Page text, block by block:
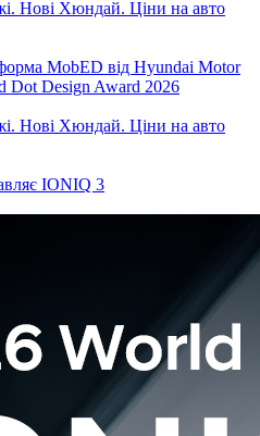
MobED від Hyundai Motor
Dot Design Award 2026
IONIQ 3